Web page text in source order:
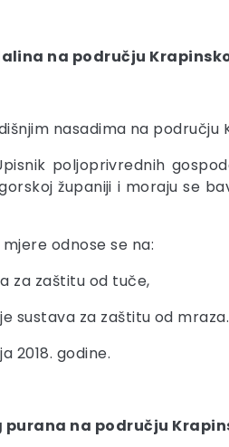
na području
nasadima na području
poljoprivrednih
županiji i moraju se
odnose se na:
za zaštitu od tuče,
sustava za zaštitu od mraza.
2018. godine.
na području